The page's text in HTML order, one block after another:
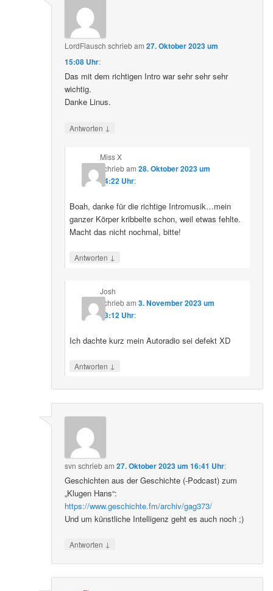
LordFlausch schriebam27. Oktober 2023 um
15:08 Uhr:
Das mit dem richtigen Intro war sehr sehr sehr
wichtig.
Danke Linus.
Antworten ↓
Miss X
schriebam 28. Oktober 2023 um
14:22 Uhr:
Boah, danke für die richtige Intromusik…mein
ganzer Körper kribbelte schon, weil etwas fehlte.
Macht das nicht nochmal, bitte!
Antworten ↓
Josh
schriebam 3. November 2023 um
13:12 Uhr:
Ich dachte kurz mein Autoradio sei defekt XD
Antworten ↓
svn schriebam27. Oktober 2023 um 16:41 Uhr:
Geschichten aus der Geschichte (-Podcast) zum
„Klugen Hans“:
https://www.geschichte.fm/archiv/gag373/
Und um künstliche Intelligenz geht es auch noch ;)
Antworten ↓